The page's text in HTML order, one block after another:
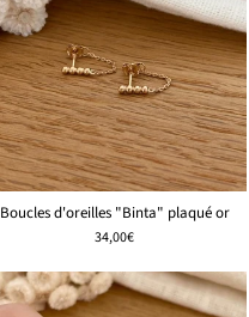
Boucles d'oreilles "Binta" plaqué or
34,00€